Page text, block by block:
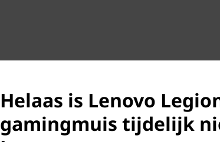
Helaas is Lenovo
gamingmuis tijdelijk